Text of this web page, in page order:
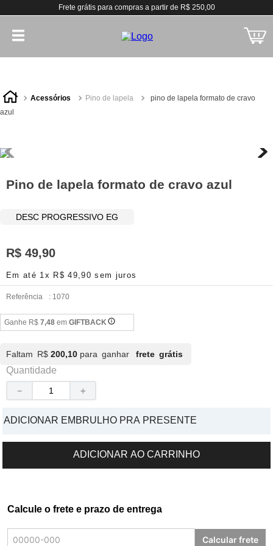
Frete grátis para compras a partir de R$ 250,00
acessórios pino de lapela
pino de lapela formato de cravo
azul
Pino de lapela formato de cravo azul
DESC PROGRESSIVO EG
R$ 49,90
Em até 1x R$ 49,90 sem juros
Referência : 1070
Ganhe R$ 7,48 em GIFTBACK
Faltam R$ 200,10 para ganhar frete grátis
Quantidade
＋
－
ADICIONAR EMBRULHO PRA PRESENTE
ADICIONAR AO CARRINHO
Calcule o frete e prazo de entrega
Calcular frete